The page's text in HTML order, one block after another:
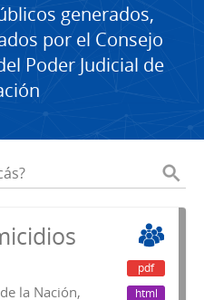
generados,
por el Consejo
Poder Judicial de
la Nación,
pdf
html